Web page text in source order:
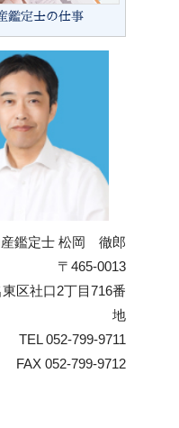
産鑑定士 松岡 徹郎
〒465-0013
区社口2丁目716番
地
TEL 052-799-9711
FAX 052-799-9712